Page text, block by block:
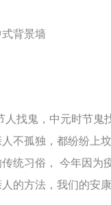
人找鬼，中元时节
不孤独，都纷纷上
统习俗， 今年因为
的方法，我们的安